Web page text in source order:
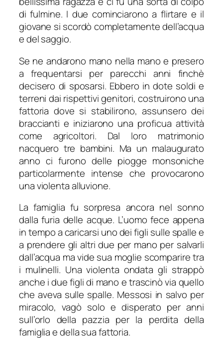
di fulmine. I due cominciarono a flirtare e il
giovane si scordò completamente dell’acqua
e del saggio.
Se ne andarono mano nella mano e presero
a frequentarsi per parecchi anni finchè
decisero di sposarsi. Ebbero in dote soldi e
terreni dai rispettivi genitori, costruirono una
fattoria dove si stabilirono, assunsero dei
braccianti e iniziarono una proficua attività
come agricoltori. Dal loro matrimonio
nacquero tre bambini. Ma un malaugurato
anno ci furono delle piogge monsoniche
particolarmente intense che provocarono
una violenta alluvione.
La famiglia fu sorpresa ancora nel sonno
dalla furia delle acque. L’uomo fece appena
in tempo a caricarsi uno dei figli sulle spalle e
a prendere gli altri due per mano per salvarli
dall’acqua ma vide sua moglie scomparire tra
i mulinelli. Una violenta ondata gli strappò
anche i due figli di mano e trascinò via quello
che aveva sulle spalle. Messosi in salvo per
miracolo, vagò solo e disperato per anni
sull’orlo della pazzia per la perdita della
famiglia e della sua fattoria.